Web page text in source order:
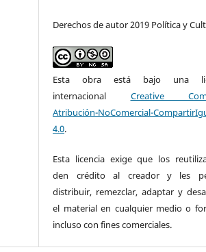
Derechos de autor 2019 Política y
Esta obra está bajo una
internacional Creative
Atribución-NoComercial-
4.0.
Esta licencia exige que los
den crédito al creador y les
distribuir, remezclar, adaptar y
el material en cualquier medio o
incluso con fines comerciales.